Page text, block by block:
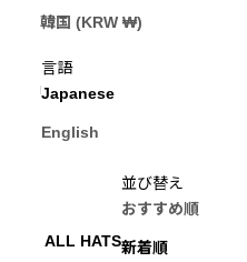
韓国 (KRW ₩)
言語
Japanese
English
ALL HATS
並び替え
おすすめ順
新着順